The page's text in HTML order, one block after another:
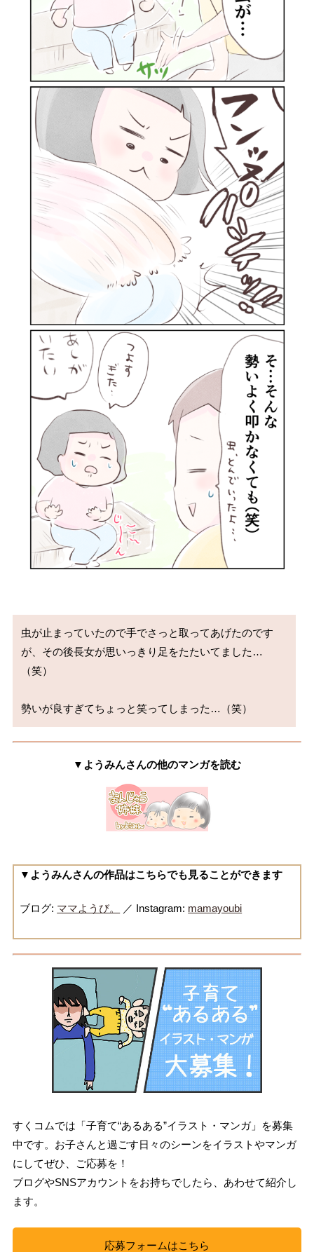
虫が止まっていたので手でさっと取ってあげたのです
が、その後長女が思いっきり足をたたいてました…
（笑）
勢いが良すぎてちょっと笑ってしまった…（笑）
▼ようみんさんの他のマンガを読む
▼ようみんさんの作品はこちらでも見ることができます
ブログ: ママようび。 ／ Instagram: mamayoubi
すくコムでは「子育て“あるある”イラスト・マンガ」を募集
中です。お子さんと過ごす日々のシーンをイラストやマンガ
にしてぜひ、ご応募を！
ブログやSNSアカウントをお持ちでしたら、あわせて紹介し
ます。
応募フォームはこちら